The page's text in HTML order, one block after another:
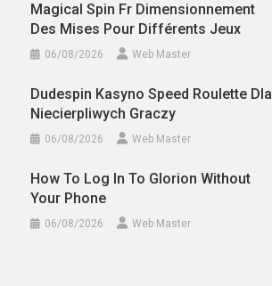
Magical Spin Fr Dimensionnement
Des Mises Pour Différents Jeux
06/08/2026 Web Master
Dudespin Kasyno Speed Roulette Dla
Niecierpliwych Graczy
06/08/2026 Web Master
How To Log In To Glorion Without
Your Phone
06/08/2026 Web Master